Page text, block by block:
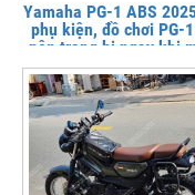
Yamaha PG-1 ABS
phụ kiện, đồ chơi PG-
nên trang bị ngay khi